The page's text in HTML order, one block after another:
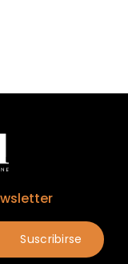
Suscribirse